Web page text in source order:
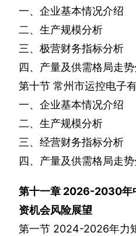
一、企业基本情况介绍
二、生产规模分析
三、极营财务指标分析
四、产量及供需格局走
第十节 常州市运控电子
一、企业基本情况介绍
二、生产规模分析
三、经营财务指标分析
四、产量及供需格局走
第十一章 2026-2030年
资机会风险展望
第一节 2024-2026年力